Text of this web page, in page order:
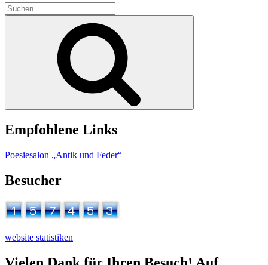
Suchen
nach:
Empfohlene Links
Poesiesalon „Antik und Feder“
Besucher
website statistiken